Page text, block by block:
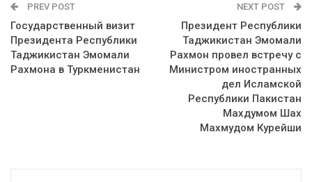
PREV POST
Государственный визит
Президента Республики
Таджикистан Эмомали
Рахмона в Туркменистан
NEXT POST
Президент Республики
Таджикистан Эмомали
Рахмон провел встречу с
Министром иностранных
дел Исламской
Республики Пакистан
Махдумом Шах
Махмудом Курейши